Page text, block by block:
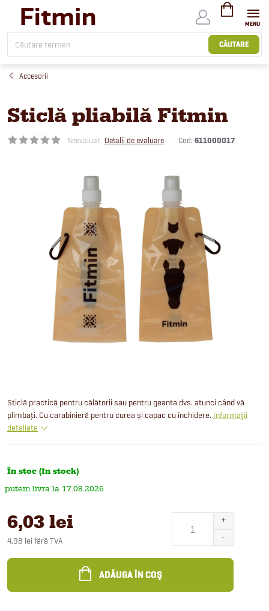
conținut
CĂUTARE
COŞ
DE
Accesorii
Sticlă pliabilă Fitmin
Neevaluat Detalii de evaluare Cod: 611000017
Sticlă practică pentru călătorii sau pentru geanta dvs. atunci când vă
plimbați. Cu carabinieră pentru curea și capac cu închidere. Informaţii
detaliate
În stoc (In stock)
17.08.2026
6,03 lei
4,98 lei fără TVA
preţ:
ADĂUGA ÎN COŞ